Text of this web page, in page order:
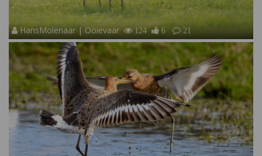
HansMolenaar | Ooievaar 124 6 21